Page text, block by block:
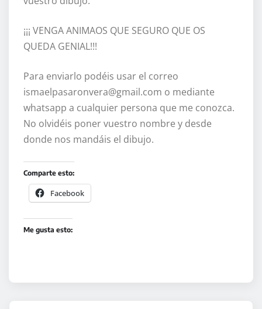
¡¡¡ VENGA ANIMAOS QUE SEGURO QUE OS
QUEDA GENIAL!!!
Para enviarlo podéis usar el correo
ismaelpasaronvera@gmail.com o mediante
whatsapp a cualquier persona que me conozca.
No olvidéis poner vuestro nombre y desde
donde nos mandáis el dibujo.
Comparte esto:
Facebook
Me gusta esto: